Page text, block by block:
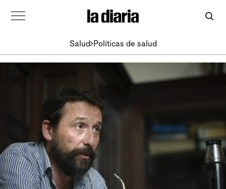
Salud Políticas de salud